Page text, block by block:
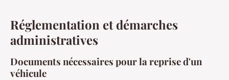
Réglementation et démarches
administratives
Documents nécessaires pour la reprise d'un
véhicule